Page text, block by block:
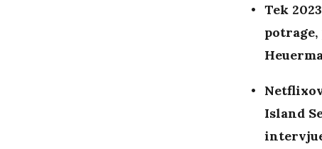
Tek
Island